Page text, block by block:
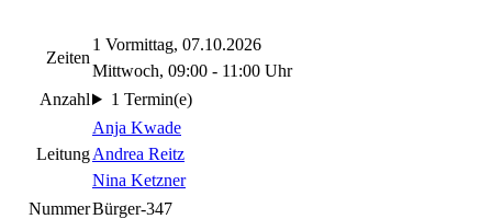
Zeiten
1 Vormittag, 07.10.2026
Mittwoch, 09:00 - 11:00 Uhr
Anzahl
1 Termin(e)
Leitung
Anja Kwade
Andrea Reitz
Nina Ketzner
NummerBürger-347